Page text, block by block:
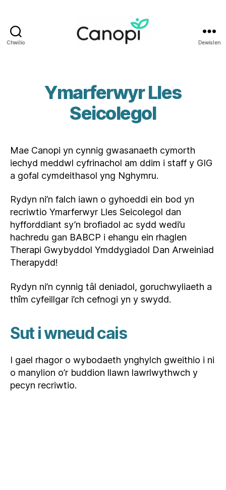
Chwilio
Proffesiynol
Cymru
Dewislen
Ymarferwyr Lles
Seicolegol
Mae Canopi yn cynnig gwasanaeth cymorth
iechyd meddwl cyfrinachol am ddim i staff y GIG
a gofal cymdeithasol yng Nghymru.
Rydyn ni’n falch iawn o gyhoeddi ein bod yn
recriwtio Ymarferwyr Lles Seicolegol dan
hyfforddiant sy’n brofiadol ac sydd wedi’u
hachredu gan BABCP i ehangu ein rhaglen
Therapi Gwybyddol Ymddygiadol Dan Arweiniad
Therapydd!
Rydyn ni’n cynnig tâl deniadol, goruchwyliaeth a
thîm cyfeillgar i’ch cefnogi yn y swydd.
Sut i wneud cais
I gael rhagor o wybodaeth ynghylch gweithio i ni
o manylion o’r buddion llawn lawrlwythwch y
pecyn recriwtio.